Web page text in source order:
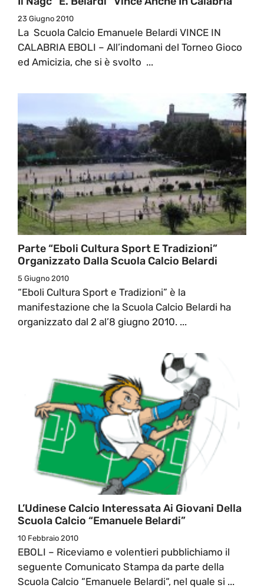
23 Giugno 2010
La Scuola Calcio Emanuele Belardi VINCE IN
CALABRIA EBOLI – All’indomani del Torneo Gioco
ed Amicizia, che si è svolto ...
Parte “Eboli Cultura Sport E Tradizioni”
Organizzato Dalla Scuola Calcio Belardi
5 Giugno 2010
“Eboli Cultura Sport e Tradizioni” è la
manifestazione che la Scuola Calcio Belardi ha
organizzato dal 2 al’8 giugno 2010. ...
L’Udinese Calcio Interessata Ai Giovani Della
Scuola Calcio “Emanuele Belardi”
10 Febbraio 2010
EBOLI – Riceviamo e volentieri pubblichiamo il
seguente Comunicato Stampa da parte della
Scuola Calcio “Emanuele Belardi“, nel quale si ...